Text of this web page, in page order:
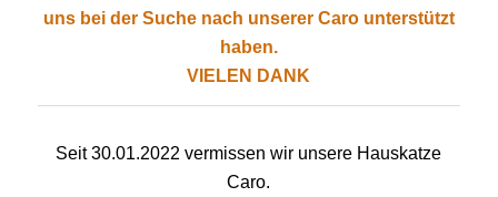
uns bei der Suche nach unserer Caro unterstützt
haben.
VIELEN DANK
Seit 30.01.2022 vermissen wir unsere Hauskatze
Caro.